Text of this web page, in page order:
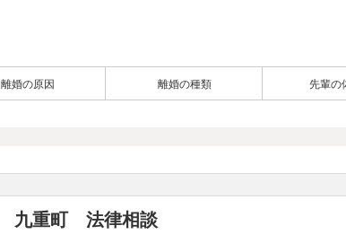
離婚の原因 離婚の種類 先輩の
九重町 法律相談